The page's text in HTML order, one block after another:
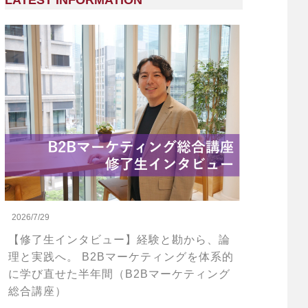
2026/7/29
【修了生インタビュー】経験と勘から、論
理と実践へ。 B2Bマーケティングを体系的
に学び直せた半年間（B2Bマーケティング
総合講座）